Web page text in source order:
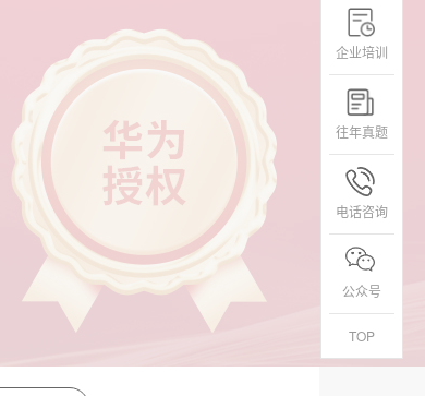
企业培训
往年真题
电话咨询
公众号
TOP